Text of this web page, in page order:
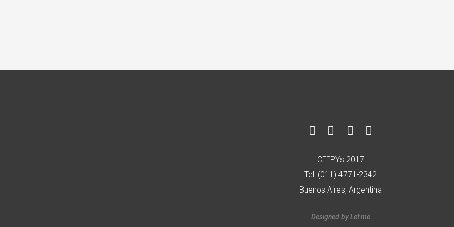
CEEPYs 2017
Tel: (011) 4771-2342
Buenos Aires, Argentina
Designed byLet me